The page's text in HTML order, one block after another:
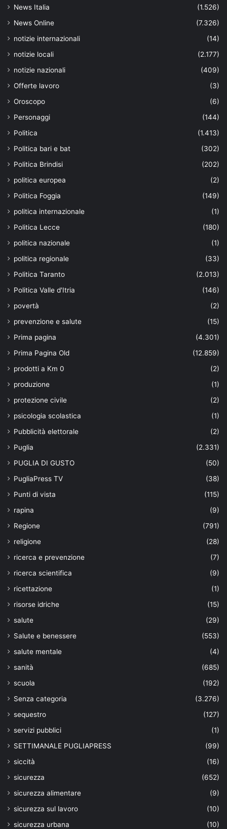
News Italia
(1.526)
News Online
(7.326)
notizie internazionali
(14)
notizie locali
(2.177)
notizie nazionali
(409)
Offerte lavoro
(3)
Oroscopo
(6)
Personaggi
(144)
Politica
(1.413)
Politica bari e bat
(302)
Politica Brindisi
(202)
politica europea
(2)
Politica Foggia
(149)
politica internazionale
(1)
Politica Lecce
(180)
politica nazionale
(1)
politica regionale
(33)
Politica Taranto
(2.013)
Politica Valle d'Itria
(146)
povertà
(2)
prevenzione e salute
(15)
Prima pagina
(4.301)
Prima Pagina Old
(12.859)
prodotti a Km 0
(2)
produzione
(1)
protezione civile
(2)
psicologia scolastica
(1)
Pubblicità elettorale
(2)
Puglia
(2.331)
PUGLIA DI GUSTO
(50)
PugliaPress TV
(38)
Punti di vista
(115)
rapina
(9)
Regione
(791)
religione
(28)
ricerca e prevenzione
(7)
ricerca scientifica
(9)
ricettazione
(1)
risorse idriche
(15)
salute
(29)
Salute e benessere
(553)
salute mentale
(4)
sanità
(685)
scuola
(192)
Senza categoria
(3.276)
sequestro
(127)
servizi pubblici
(1)
SETTIMANALE PUGLIAPRESS
(99)
siccità
(16)
sicurezza
(652)
sicurezza alimentare
(9)
sicurezza sul lavoro
(10)
sicurezza urbana
(10)